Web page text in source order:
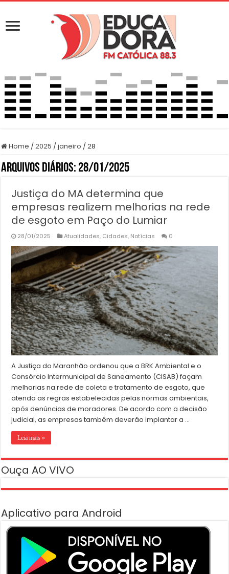
Home /2025 /janeiro /28
Arquivos Diários: 28/01/2025
Justiça do MA determina que
empresas realizem melhorias na rede
de esgoto em Paço do Lumiar
28/01/2025 Atualidades, Cidades, Notícias 0
A Justiça do Maranhão ordenou que a BRK Ambiental e o
Consórcio Intermunicipal de Saneamento (CISAB) façam
melhorias na rede de coleta e tratamento de esgoto, que
atenda as regras estabelecidas pelas normas ambientais,
após denúncias de moradores. De acordo com a decisão
judicial, as empresas também deverão implantar a …
Leia mais »
Ouça AO VIVO
Aplicativo para Android